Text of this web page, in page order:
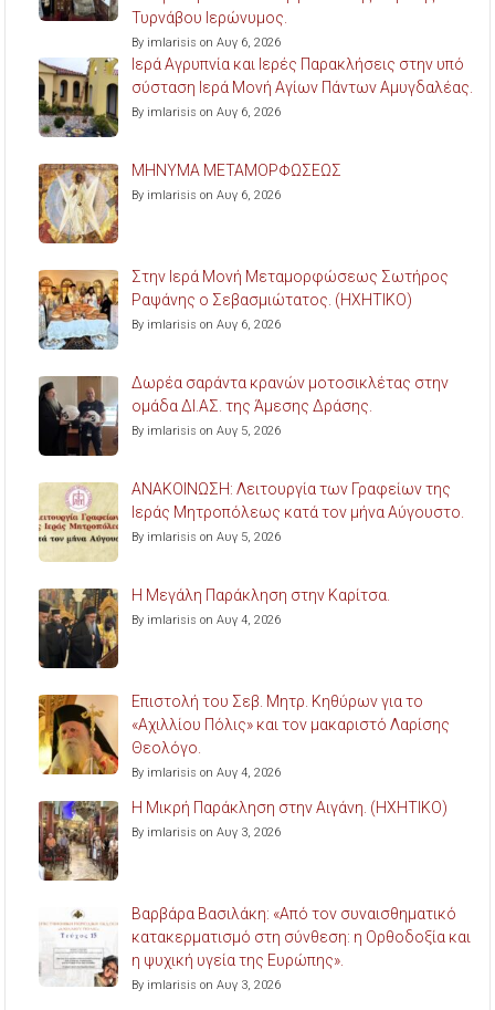
Τυρνάβου Ιερώνυμος.
By imlarisis on Αυγ 6, 2026
Ιερά Αγρυπνία και Ιερές Παρακλήσεις στην υπό
σύσταση Ιερά Μονή Αγίων Πάντων Αμυγδαλέας.
By imlarisis on Αυγ 6, 2026
ΜΗΝΥΜΑ ΜΕΤΑΜΟΡΦΩΣΕΩΣ
By imlarisis on Αυγ 6, 2026
Στην Ιερά Μονή Μεταμορφώσεως Σωτήρος
Ραψάνης ο Σεβασμιώτατος. (ΗΧΗΤΙΚΟ)
By imlarisis on Αυγ 6, 2026
Δωρέα σαράντα κρανών μοτοσικλέτας στην
ομάδα ΔΙ.ΑΣ. της Άμεσης Δράσης.
By imlarisis on Αυγ 5, 2026
ΑΝΑΚΟΙΝΩΣΗ: Λειτουργία των Γραφείων της
Ιεράς Μητροπόλεως κατά τον μήνα Αύγουστο.
By imlarisis on Αυγ 5, 2026
Η Μεγάλη Παράκληση στην Καρίτσα.
By imlarisis on Αυγ 4, 2026
Επιστολή του Σεβ. Μητρ. Κηθύρων για το
«Αχιλλίου Πόλις» και τον μακαριστό Λαρίσης
Θεολόγο.
By imlarisis on Αυγ 4, 2026
Η Μικρή Παράκληση στην Αιγάνη. (ΗΧΗΤΙΚΟ)
By imlarisis on Αυγ 3, 2026
Βαρβάρα Βασιλάκη: «Από τον συναισθηματικό
κατακερματισμό στη σύνθεση: η Ορθοδοξία και
η ψυχική υγεία της Ευρώπης».
By imlarisis on Αυγ 3, 2026